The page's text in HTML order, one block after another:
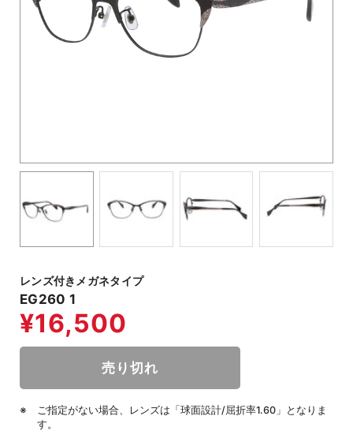
レンズ付きメガネタイプ
EG260 1
ご指定がない場合、レンズは「球面設計/屈折率1.60」となりま
す。